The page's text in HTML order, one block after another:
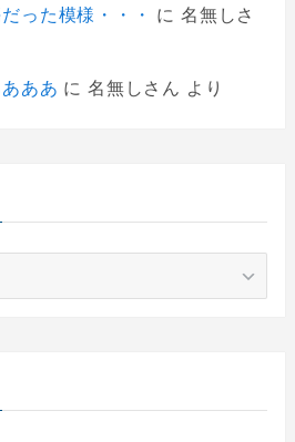
った模様・・・
に 名無しさ
ああ に 名無しさん より